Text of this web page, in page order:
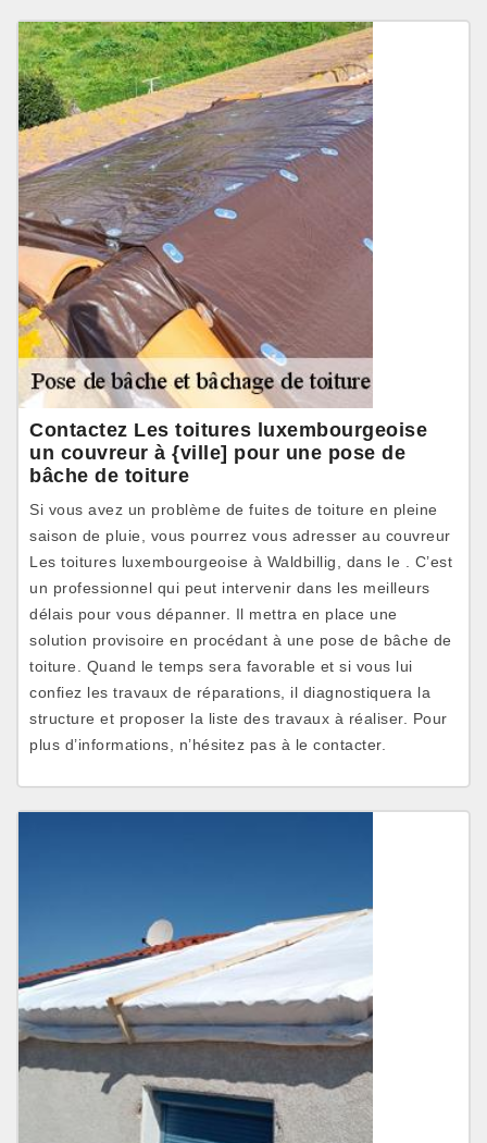
Contactez Les toitures luxembourgeoise
un couvreur à {ville] pour une pose de
bâche de toiture
Si vous avez un problème de fuites de toiture en pleine
saison de pluie, vous pourrez vous adresser au couvreur
Les toitures luxembourgeoise à Waldbillig, dans le . C’est
un professionnel qui peut intervenir dans les meilleurs
délais pour vous dépanner. Il mettra en place une
solution provisoire en procédant à une pose de bâche de
toiture. Quand le temps sera favorable et si vous lui
confiez les travaux de réparations, il diagnostiquera la
structure et proposer la liste des travaux à réaliser. Pour
plus d’informations, n’hésitez pas à le contacter.